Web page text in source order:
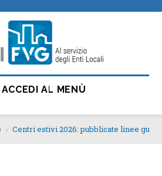
ACCEDI AL MENÙ
> Centri estivi 2026: pubblicate linee